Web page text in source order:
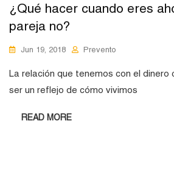
¿Qué hacer cuando eres
pareja no?
Jun 19, 2018 Prevento
La relación que tenemos con el dinero
ser un reflejo de cómo vivimos
READ MORE